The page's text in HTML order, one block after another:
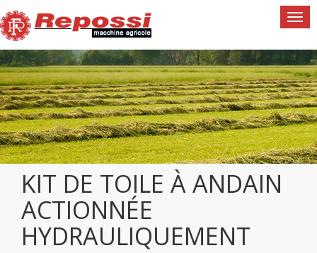
KIT DE TOILE À ANDAIN
ACTIONNÉE
HYDRAULIQUEMENT